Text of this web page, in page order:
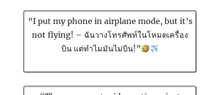
“I put my phone in airplane mode, but it’s
not flying! – ฉันวางโทรศัพท์ในโหมดเครื่อง
บิน แต่ทำไมมันไม่บิน!”